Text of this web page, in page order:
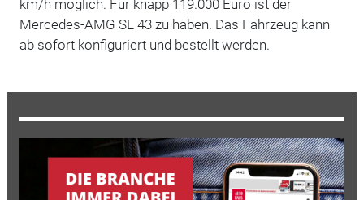
km/h möglich. Für knapp 119.000 Euro ist der
Mercedes-AMG SL 43 zu haben. Das Fahrzeug kann
ab sofort konfiguriert und bestellt werden.